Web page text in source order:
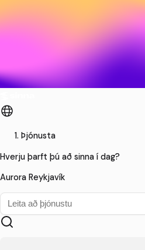
Þjónusta
Hverju þarft þú að sinna í dag?
Aurora Reykjavík